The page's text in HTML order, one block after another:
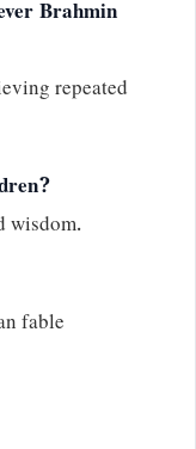
Brahmin
repeated
wisdom.
fable